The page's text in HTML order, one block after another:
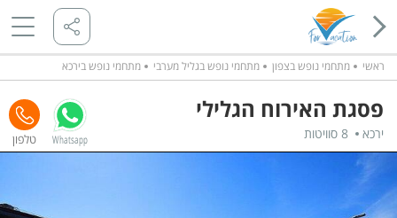
ראשי מתחמי נופש בצפון מתחמי נופש בגליל מערבי מתחמי נופש בירכא
פסגת האירוח הגלילי
ירכא 8 סוויטות Whatsapp